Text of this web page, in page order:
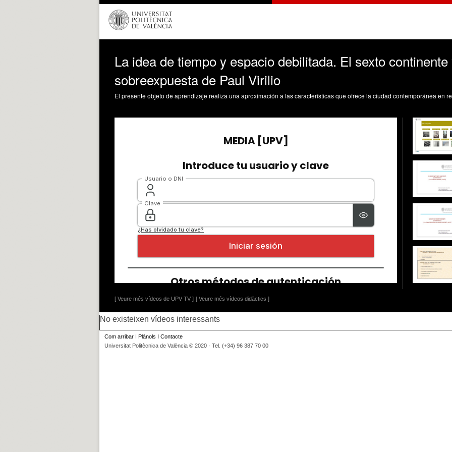
La idea de tiempo y espacio debilitada. El sexto
sobreexpuesta de Paul Virilio
[ Veure més vídeos de UPV TV ] [ Veure més vídeos didàctics ]
No existeixen vídeos interessants
Com arribar I Plànols I Contacte
Universitat Politècnica de València © 2020 · Tel. (+34) 96 387 70 00